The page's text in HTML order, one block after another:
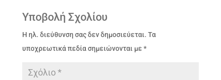
Υποβολή Σχολίου
Η ηλ. διεύθυνση σας δεν δημοσιεύεται. Τα
υποχρεωτικά πεδία σημειώνονται με *